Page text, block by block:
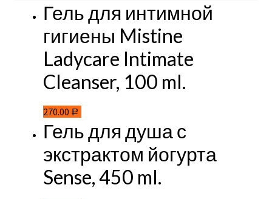
Гель для интимной
гигиены Mistine
Ladycare Intimate
Cleanser, 100 ml.
270.00 Р
Гель для душа с
экстрактом йогурта
Sense, 450 ml.